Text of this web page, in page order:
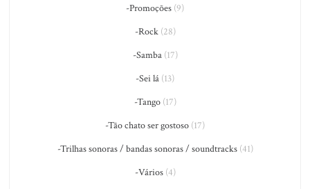
-Promoções (9)
-Rock(28)
-Samba(17)
-Sei lá (13)
-Tango(17)
-Tão chato ser gostoso (17)
-Trilhas sonoras / bandas sonoras / soundtracks(41)
-Vários(4)